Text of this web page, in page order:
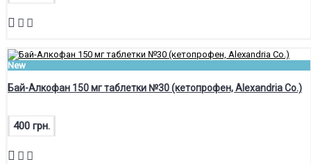
New
Бай-Алкофан 150 мг таблетки №30 (кетопрофен, Alexandria Co.)
400 грн.